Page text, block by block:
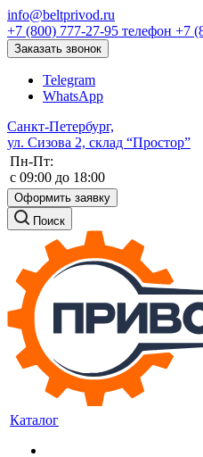
info@beltprivod.ru
+7 (800) 777-27-95 телефон +7
Заказать звонок
Telegram
WhatsApp
Санкт-Петербург,
ул. Сизова 2, склад “Простор”
Пн-Пт:
c 09:00 до 18:00
Оформить заявку
Поиск
Каталог